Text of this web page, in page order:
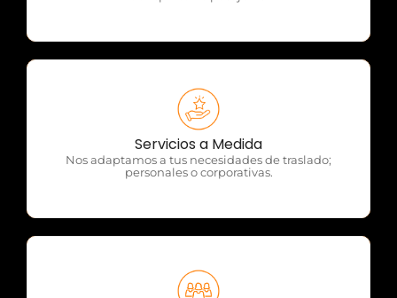
Servicios a Medida
Nos adaptamos a tus necesidades de traslado;
personales o corporativas.
OTP Servicios